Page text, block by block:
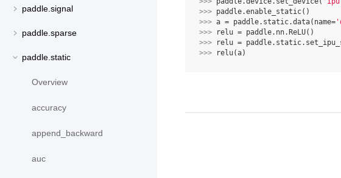
paddle.signal
paddle.sparse
paddle.static
Overview
accuracy
append_backward
auc
>>> paddle.enable_static()
>>> a = paddle. static.data( name=
>>>
relu = paddle. nn. ReLU()
>>>
relu = paddle. static.
>>>
relu(a)